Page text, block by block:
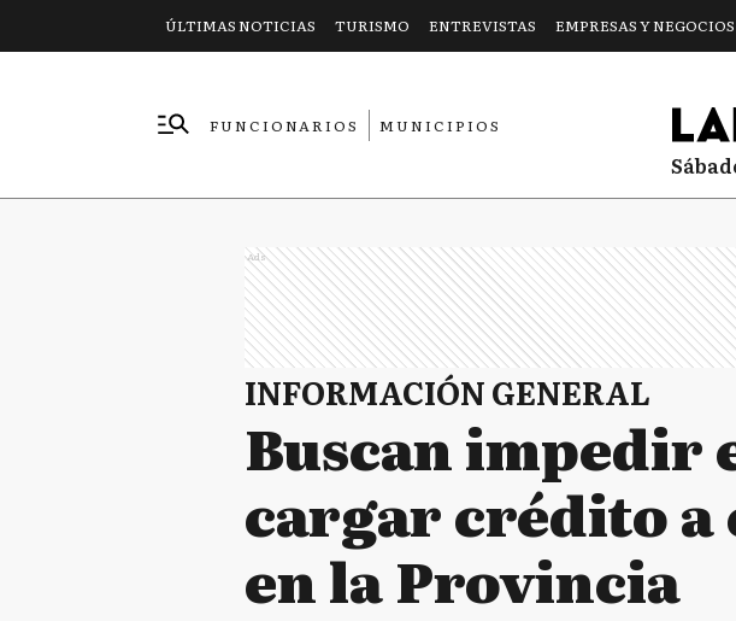
ÚLTIMAS NOTICIAS TURISMO ENTREVISTAS EMPRESAS Y NEGOCIOS
FUNCIONARIOS
MUNICIPIOS
Ads
INFORMACIÓN GENERAL
Buscan impedir
cargar crédito a
en la Provincia